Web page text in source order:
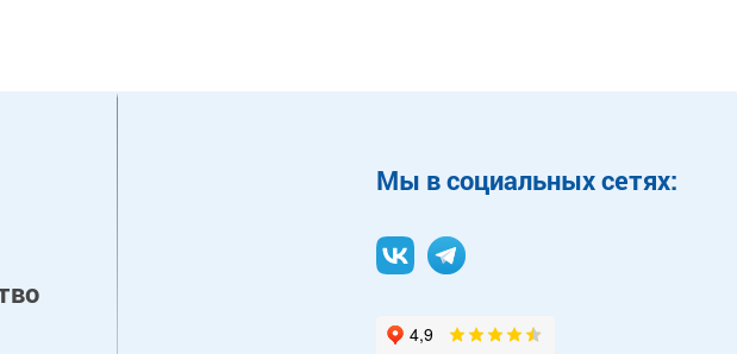
Mы в социальных сетях: